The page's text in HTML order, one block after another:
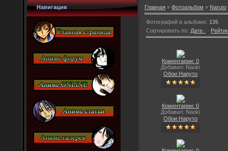
Навигация Главная » Фотоальбом » Naruto
Фотографий в альбоме: 135
Сортировать по: Дате ·
Коментарии: 0
Добавил: Naoki
Обои Наруто
Коментарии: 0
Добавил: Naoki
Обои Наруто